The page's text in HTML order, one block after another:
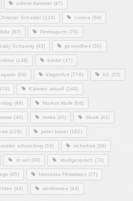
arbeiterkammer (47)
Scheider (124) corona (69)
(87) filmmagazin (76)
Schaunig (43) gesundheit(36)
(138) kinder (47)
(69) klagenfurt(776) kt1 (53)
Kärnten aktuell (144)
(49) Markus Malle (68)
(40) mmkk(45) Musik (41)
(126) peter kaiser(162)
schuschnig (38) sicherheit (36)
st.veit(49) stadtgespräch (74)
(45) Unnützes Filmwissen (77)
(44) wörthersee (44)